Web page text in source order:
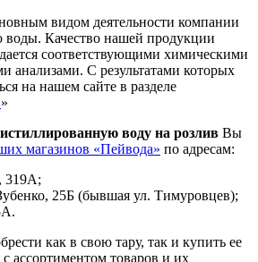
видом деятельности компании
воды. Качество нашей продукции
соответствующими химическими
анализами. С результатами которых
на нашем сайте в разделе
»
воду на розлив Вы
магазинов «Пейвода» по адресам:
319А;
25Б (бывшая ул. Тимуровцев);
как в свою тару, так и купить ее
ассортиментом товаров и их